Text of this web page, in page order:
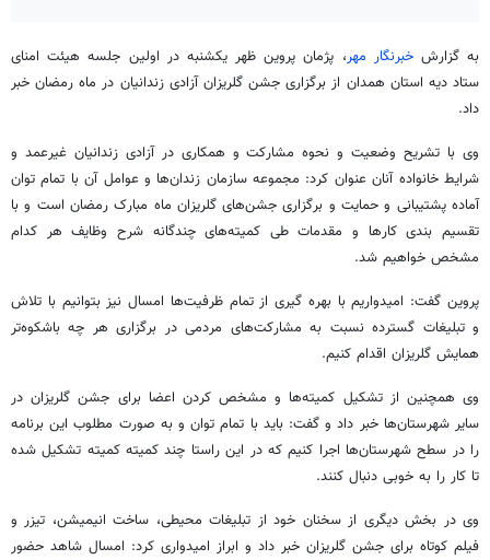
به گزارشخبرنگار مهر، پژمان پروین ظهر یکشنبه در اولین جلسه هیئت امنای
ستاد دیه استان همدان از برگزاری جشنگلریزان آزادی زندانیان در ماه رمضان خبر
داد.
وی با تشریح وضعیت و نحوه مشارکت و همکاری در آزادی زندانیان غیرعمد و
شرایط خانواده آنان عنوان کرد: مجموعه سازمان زندان‌ها و عوامل آن با تمام توان
آماده پشتیبانی و حمایت و برگزاری جشن‌هایگلریزان ماه مبارک رمضان است و با
تقسیم بندی کارها و مقدمات طی کمیته‌های چندگانه شرح وظایف هر کدام
مشخص خواهیم شد.
پروین گفت: امیدواریم با بهره گیریاز تمام ظرفیت‌ها امسال نیز بتوانیم با تلاش
و تبلیغات گسترده نسبت به مشارکت‌های مردمی در برگزاری هر چه باشکوه‌تر
همایش گلریزان اقدام کنیم.
وی همچنین از تشکیل کمیته‌ها و مشخص کردن اعضا برای جشن گلریزاندر
سایر شهرستان‌ها خبر داد و گفت: باید با تمام توان و به صورت مطلوب این برنامه
را در سطح شهرستان‌ها اجرا کنیم که در این راستا چند کمیته کمیته تشکیل شده
تا کار را به خوبی دنبال کنند.
وی در بخش دیگری از سخنان خود از تبلیغات محیطی، ساخت انیمیشن، تیزر و
فیلم کوتاه برای جشن گلریزان خبر داد و ابراز امیدواری کرد: امسال شاهد حضور